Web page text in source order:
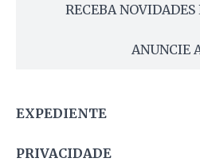
RECEBA
ANUNCIE
EXPEDIENTE
PRIVACIDADE